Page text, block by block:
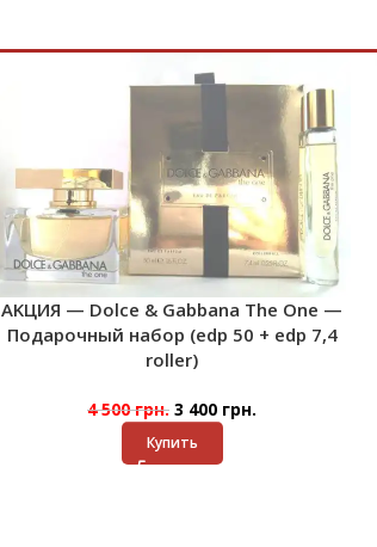
AKЦИЯ — Dolce & Gabbana The One —
Подарочный набор (edp 50 + edp 7,4
roller)
4 500грн. 3 400 грн.
Купить